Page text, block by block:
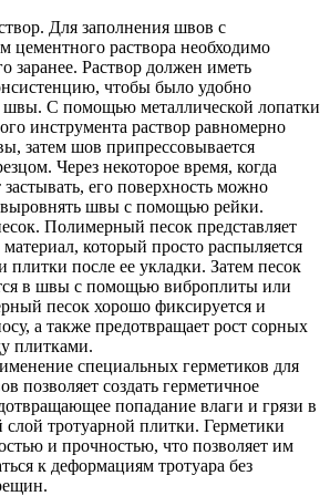
Для заполнения швов с
цементного раствора необходимо
заранее. Раствор должен иметь
чтобы было удобно
швы. С помощью металлической лопатки
инструмента раствор равномерно
затем шов припрессовывается
Через некоторое время, когда
застывать, его поверхность можно
выровнять швы с помощью рейки.
Полимерный песок представляет
который просто распыляется
плитки после ее укладки. Затем песок
в швы с помощью виброплиты или
песок хорошо фиксируется и
а также предотвращает рост сорных
плитками.
специальных герметиков для
позволяет создать герметичное
попадание влаги и грязи в
тротуарной плитки. Герметики
и прочностью, что позволяет им
к деформациям тротуара без